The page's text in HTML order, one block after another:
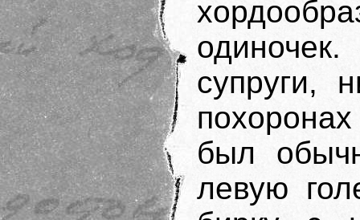
супруги,
был
левую